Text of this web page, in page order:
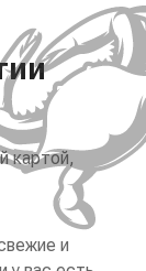
картой,
и